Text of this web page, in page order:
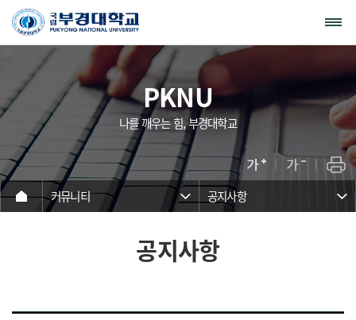
PKNU
나를 깨우는 힘, 부경대학교
커뮤니티 공지사항
공지사항